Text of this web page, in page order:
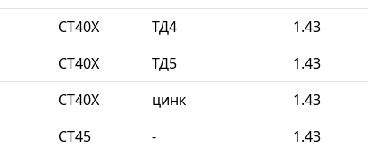
СТ40Х ТД4 1.43
СТ40Х ТД5 1.43
СТ40Х цинк 1.43
СТ45 - 1.43